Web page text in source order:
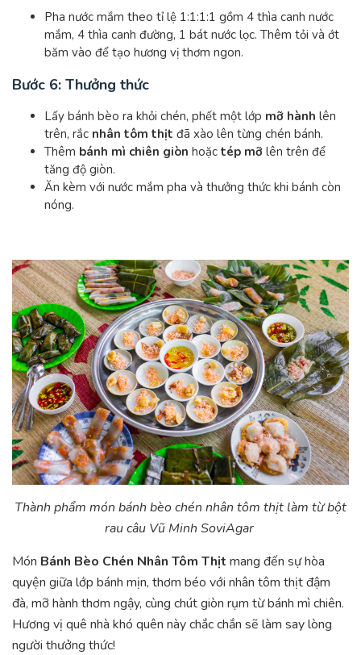
Pha nước mắm theo tỉ lệ 1:1:1:1 gồm 4 thìa canh nước
mắm, 4 thìa canh đường, 1 bát nước lọc. Thêm tỏi và ớt
băm vào để tạo hương vị thơm ngon.
Bước 6: Thưởng thức
Lấy bánh bèo ra khỏi chén, phết một lớp mỡ hành lên
trên, rắc nhân tôm thịt đã xào lên từng chén bánh.
Thêm bánh mì chiên giòn hoặc tép mỡ lên trên để
tăng độ giòn.
Ăn kèm với nước mắm pha và thưởng thức khi bánh còn
nóng.
Thành phẩm món bánh bèo chén nhân tôm thịt làm từ bột
rau câu Vũ Minh SoviAgar
Món Bánh Bèo Chén Nhân Tôm Thịt mang đến sự hòa
quyện giữa lớp bánh mịn, thơm béo với nhân tôm thịt đậm
đà, mỡ hành thơm ngậy, cùng chút giòn rụm từ bánh mì chiên.
Hương vị quê nhà khó quên này chắc chắn sẽ làm say lòng
người thưởng thức!